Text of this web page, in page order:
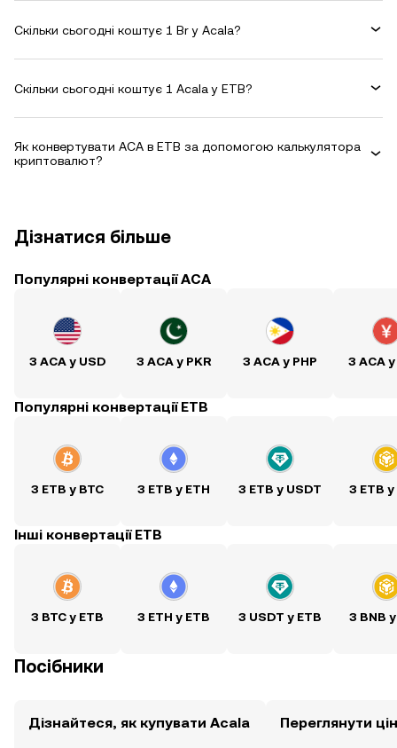
Скільки сьогодні коштує 1 Br у Acala?
Скільки сьогодні коштує 1 Acala у ETB?
Як конвертувати ACA в ETB за допомогою калькулятора
криптовалют?
Дізнатися більше
Популярні конвертації ACA
З ACA у USD З ACA у PKR З ACA у PHP З ACA
Популярні конвертації ETB
З ETB у BTC З ETB у ETH З ETB у USDT З ETB
Інші конвертації ETB
З BTC у ETB З ETH у ETB З USDT у ETB З BNB
Посібники
Дізнайтеся, як купувати Acala Переглянути